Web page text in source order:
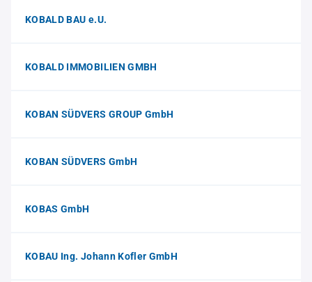
KOBALD BAU e.U.
KOBALD IMMOBILIEN GMBH
KOBAN SÜDVERS GROUP GmbH
KOBAN SÜDVERS GmbH
KOBAS GmbH
KOBAU Ing. Johann Kofler GmbH